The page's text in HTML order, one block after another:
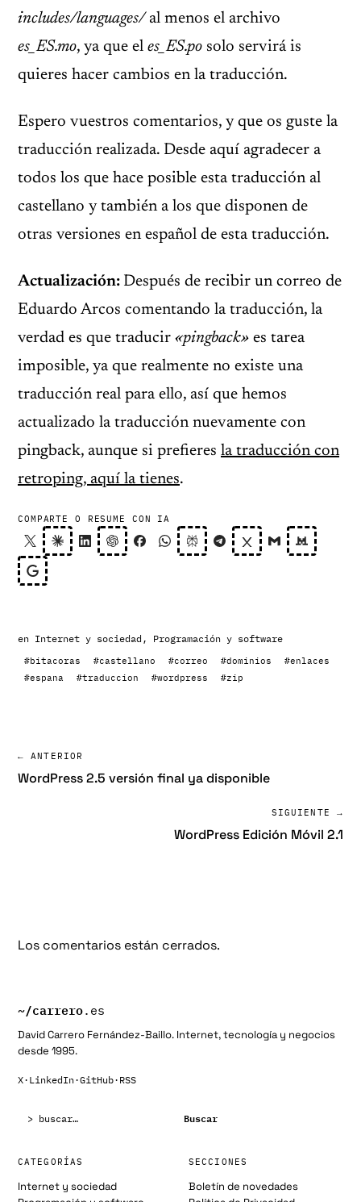
includes/languages/al menos el archivo
es_ES.mo, ya que el es_ES.po solo servirá is
quieres hacer cambios en la traducción.
Espero vuestros comentarios, y que os guste la
traducción realizada. Desde aquí agradecer a
todos los que hace posible esta traducción al
castellano y también a los que disponen de
otras versiones en español de esta traducción.
Actualización: Después de recibir un correo de
Eduardo Arcos comentando la traducción, la
verdad es que traducir «pingback» es tarea
imposible, ya que realmente no existe una
traducción real para ello, así que hemos
actualizado la traducción nuevamente con
pingback, aunque si prefieres la traducción con
retroping, aquí la tienes.
COMPARTE O RESUME CON IA
en Internet y sociedad , Programación y software
#bitacoras #castellano #correo #dominios
#enlaces
#espana
#traduccion #wordpress #zip
← ANTERIOR
WordPress 2.5 versión final ya disponible
SIGUIENTE →
WordPress Edición Móvil 2.1
Los comentarios están cerrados.
~/carrero.es
David Carrero Fernández-Baillo. Internet, tecnología y negocios
desde 1995.
X· LinkedIn·GitHub· RSS
Buscar
CATEGORÍAS
Internet y sociedad
SECCIONES
Boletín de novedades